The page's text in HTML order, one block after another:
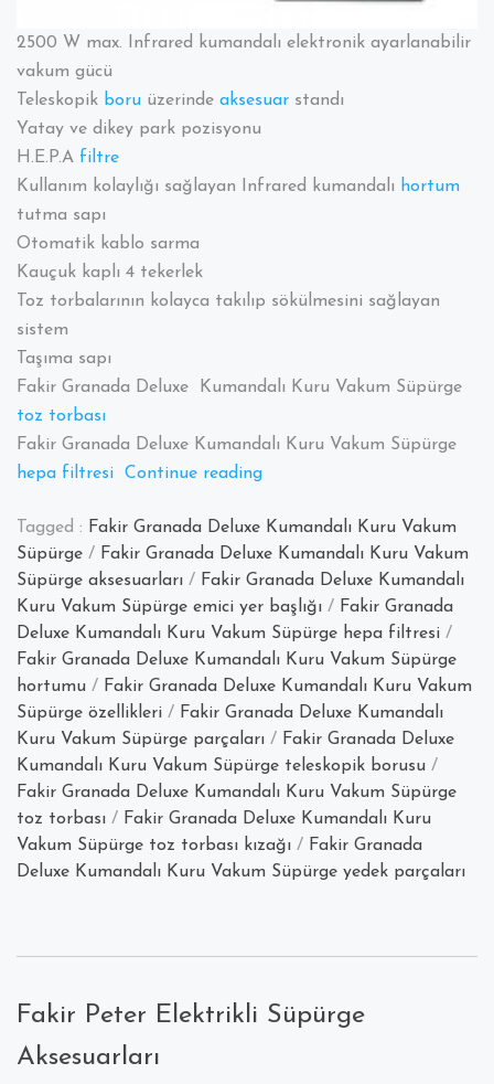
2500 W max. Infrared kumandalı elektronik ayarlanabilir
vakum gücü
Teleskopik boru üzerinde aksesuar standı
Yatay ve dikey park pozisyonu
H.E.P.A filtre
Kullanım kolaylığı sağlayan Infrared kumandalı hortum
tutma sapı
Otomatik kablo sarma
Kauçuk kaplı 4 tekerlek
Toz torbalarının kolayca takılıp sökülmesini sağlayan
sistem
Taşıma sapı
Fakir Granada Deluxe Kumandalı Kuru Vakum Süpürge
toz torbası
Fakir Granada Deluxe Kumandalı Kuru Vakum Süpürge
hepa filtresi
Continue reading“Fakir
Deluxe
Kumandalı
Kuru
Vakum
Süpürgesi
Tagged : Fakir Granada Deluxe Kumandalı Kuru Vakum
Süpürge / Fakir Granada Deluxe Kumandalı Kuru Vakum
Süpürge aksesuarları / Fakir Granada Deluxe Kumandalı
Kuru Vakum Süpürge emici yer başlığı / Fakir Granada
Deluxe Kumandalı Kuru Vakum Süpürge hepa filtresi /
Fakir Granada Deluxe Kumandalı Kuru Vakum Süpürge
hortumu / Fakir Granada Deluxe Kumandalı Kuru Vakum
Süpürge özellikleri / Fakir Granada Deluxe Kumandalı
Kuru Vakum Süpürge parçaları / Fakir Granada Deluxe
Kumandalı Kuru Vakum Süpürge teleskopik borusu /
Fakir Granada Deluxe Kumandalı Kuru Vakum Süpürge
toz torbası / Fakir Granada Deluxe Kumandalı Kuru
Vakum Süpürge toz torbası kızağı / Fakir Granada
Deluxe Kumandalı Kuru Vakum Süpürge yedek parçaları
Fakir Peter Elektrikli Süpürge
Aksesuarları